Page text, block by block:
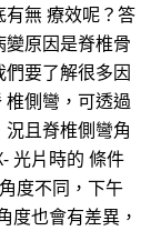
無 療效呢？答
原因是脊椎骨
要了解很多因
側彎，可透過
且脊椎側彎角
光片時的 條件
度不同，下午
度也會有差異，